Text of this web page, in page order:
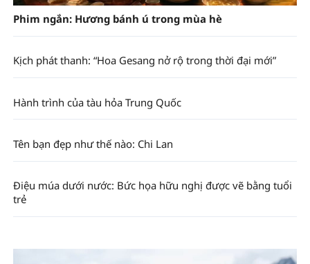
Phim ngắn: Hương bánh ú trong mùa hè
Kịch phát thanh: “Hoa Gesang nở rộ trong thời đại mới”
Hành trình của tàu hỏa Trung Quốc
Tên bạn đẹp như thế nào: Chi Lan
Điệu múa dưới nước: Bức họa hữu nghị được vẽ bằng tuổi
trẻ